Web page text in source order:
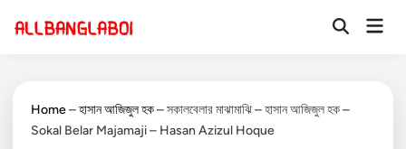
OpenMain
Home–হাসান আজিজুল হক–সকালবেলার মাঝামাঝি – হাসান আজিজুল হক –
Sokal Belar Majamaji – Hasan Azizul Hoque